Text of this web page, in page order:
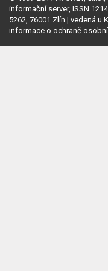
informační server, ISSN
5262, 76001 Zlín | vedená u
informace o ochraně